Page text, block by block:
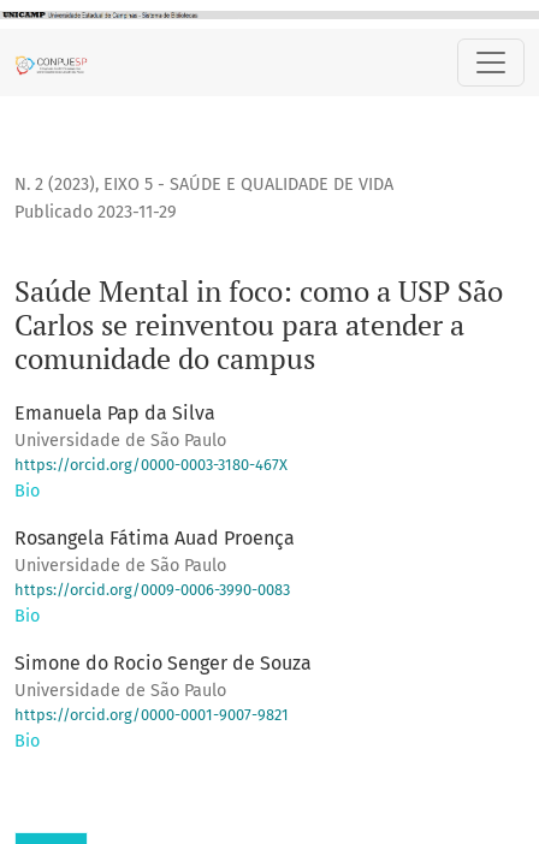
Saúde Mental in foco: como a USP São Carlos se
N. 2 (2023), EIXO 5 - SAÚDE E QUALIDADE DE VIDA
Saúde Mental in foco: como a USP São
Carlos se reinventou para atender a
comunidade do campus
Publicado 2023-11-29
Emanuela Pap da Silva
Universidade de São Paulo
https://orcid.org/0000-0003-3180-467X
Bio
Rosangela Fátima Auad Proença
Universidade de São Paulo
https://orcid.org/0009-0006-3990-0083
Bio
Simone do Rocio Senger de Souza
Universidade de São Paulo
https://orcid.org/0000-0001-9007-9821
Bio